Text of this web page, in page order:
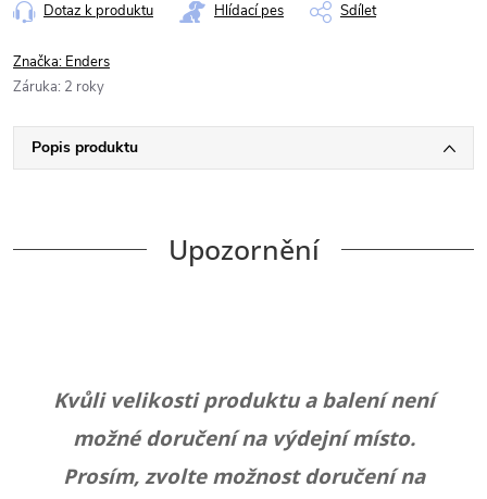
Dotaz k produktu Hlídací pes Sdílet
Značka: Enders
Záruka: 2 roky
Popis produktu
Upozornění
Kvůli velikosti produktu a balení není
možné doručení na výdejní místo.
Prosím, zvolte možnost doručení na